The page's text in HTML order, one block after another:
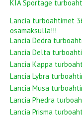
KIA Sportage
Lancia turboahtimet
osamaksulla!!!
Lancia Dedra
Lancia Delta
Lancia Kappa
Lancia Lybra
Lancia Musa
Lancia Phedra
Lancia Prisma